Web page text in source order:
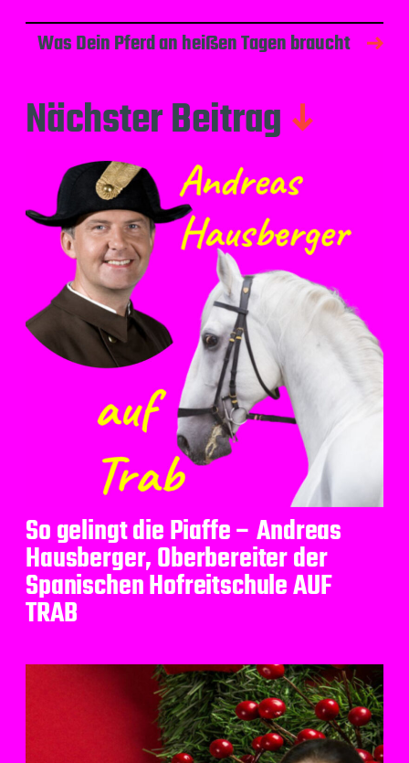
Was Dein Pferd an heißen Tagen braucht
Nächster Beitrag
So gelingt die Piaffe – Andreas
Hausberger, Oberbereiter der
Spanischen Hofreitschule AUF
TRAB